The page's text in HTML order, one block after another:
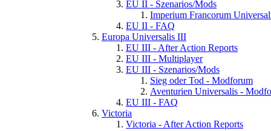
EU II - Szenarios/Mods
Imperium Francorum
EU II - FAQ
Europa Universalis III
EU III - After Action Reports
EU III - Multiplayer
EU III - Szenarios/Mods
Sieg oder Tod - Modforum
Aventurien Universalis -
EU III - FAQ
Victoria
Victoria - After Action Reports